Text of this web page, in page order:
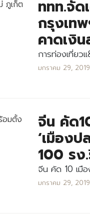
ททท.จัด
กรุงเท
คาดเงิ
การท่องเที่ยว
มกราคม 29, 2019
จีน คัด
‘เมือง
100 รง
จีน คัด 10 เมื
มกราคม 29, 2019